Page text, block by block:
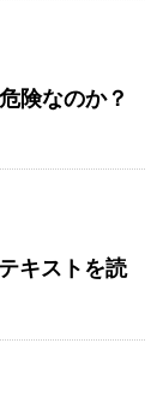
険なのか？
キストを読